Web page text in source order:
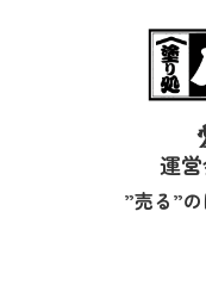
運
”売る”